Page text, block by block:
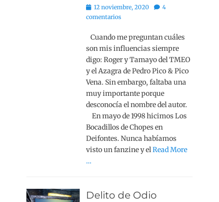
Publicado
el
12 noviembre, 2020
4
comentarios
Cuando me preguntan cuáles
son mis influencias siempre
digo: Roger y Tamayo del TMEO
y el Azagra de Pedro Pico & Pico
Vena. Sin embargo, faltaba una
muy importante porque
desconocía el nombre del autor.
En mayo de 1998 hicimos Los
Bocadillos de Chopes en
Deifontes. Nunca habíamos
visto un fanzine y elRead More
…
Delito de Odio